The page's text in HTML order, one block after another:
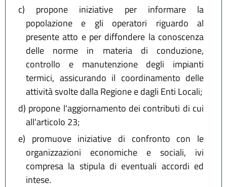
c) propone iniziative per informare la
popolazione e gli operatori riguardo al
presente atto e per diffondere la conoscenza
delle norme in materia di conduzione,
controllo e manutenzione degli impianti
termici, assicurando il coordinamento delle
attività svolte dalla Regione e dagli Enti Locali;
d) propone l'aggiornamento dei contributi di cui
all'articolo 23;
e) promuove iniziative di confronto con le
organizzazioni economiche e sociali, ivi
compresa la stipula di eventuali accordi ed
intese.